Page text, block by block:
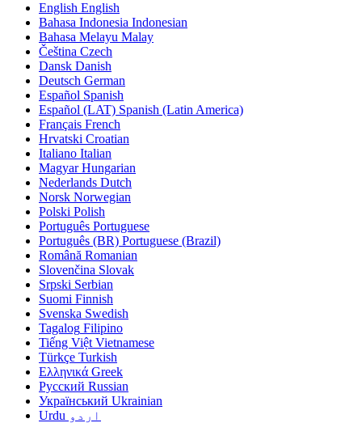
English English
Bahasa Indonesia Indonesian
Bahasa Melayu Malay
Čeština Czech
Dansk Danish
Deutsch German
Español Spanish
Español (LAT) Spanish (Latin America)
Français French
Hrvatski Croatian
Italiano Italian
Magyar Hungarian
Nederlands Dutch
Norsk Norwegian
Polski Polish
Português Portuguese
Português (BR) Portuguese (Brazil)
Română Romanian
Slovenčina Slovak
Srpski Serbian
Suomi Finnish
Svenska Swedish
Tagalog Filipino
Tiếng Việt Vietnamese
Türkçe Turkish
Ελληνικά Greek
Русский Russian
Український Ukrainian
اردو Urdu